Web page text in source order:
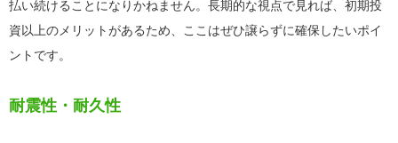
払い続けることになりかねません。長期的な視点で見れば、初期投
資以上のメリットがあるため、ここはぜひ譲らずに確保したいポイ
ントです。
耐震性・耐久性